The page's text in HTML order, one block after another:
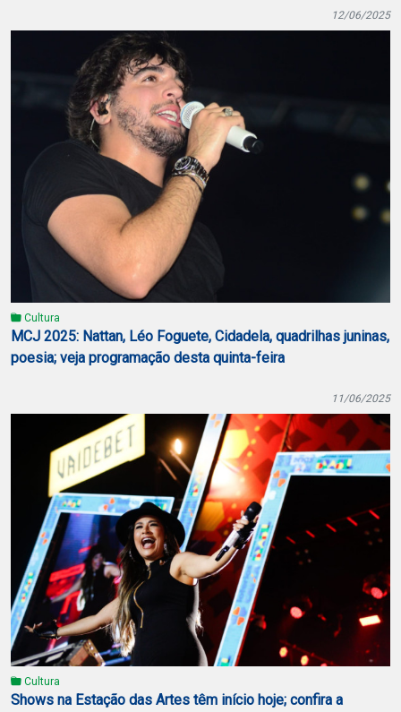
12/06/2025
Cultura
MCJ 2025: Nattan, Léo Foguete, Cidadela, quadrilhas juninas,
poesia; veja programação desta quinta-feira
11/06/2025
Cultura
Shows na Estação das Artes têm início hoje; confira a